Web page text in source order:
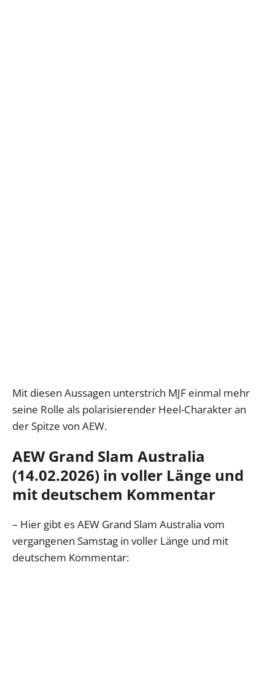
Mit diesen Aussagen unterstrich MJF einmal mehr
seine Rolle als polarisierender Heel-Charakter an
der Spitze von AEW.
AEW Grand Slam Australia
(14.02.2026) in voller Länge und
mit deutschem Kommentar
– Hier gibt es AEW Grand Slam Australia vom
vergangenen Samstag in voller Länge und mit
deutschem Kommentar: